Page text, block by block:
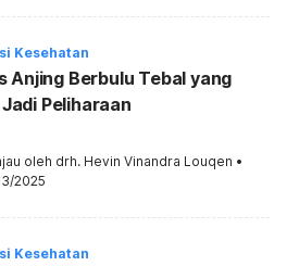
Kesehatan
Anjing Berbulu Tebal yang
Peliharaan
oleh drh. Hevin Vinandra Louqen •
2025
Kesehatan